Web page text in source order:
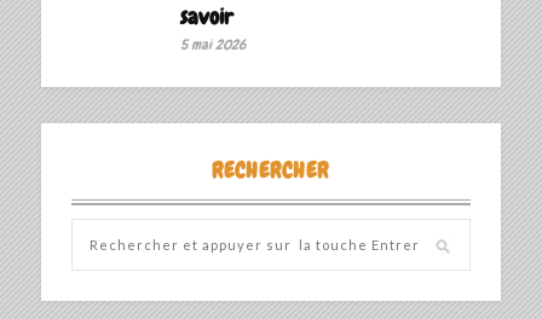
savoir ‎
5 mai 2026
RECHERCHER